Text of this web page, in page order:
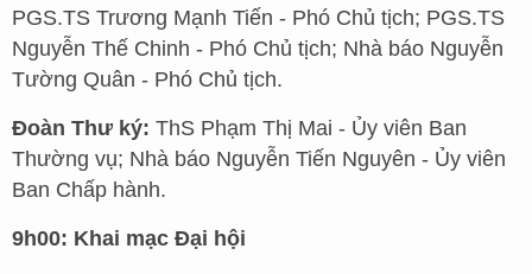
PGS.TS Trương Mạnh Tiến - Phó Chủ tịch; PGS.TS
Nguyễn Thế Chinh - Phó Chủ tịch; Nhà báo Nguyễn
Tường Quân - Phó Chủ tịch.
Đoàn Thư ký: ThS Phạm Thị Mai - Ủy viên Ban
Thường vụ; Nhà báo Nguyễn Tiến Nguyên - Ủy viên
Ban Chấp hành.
9h00: Khai mạc Đại hội